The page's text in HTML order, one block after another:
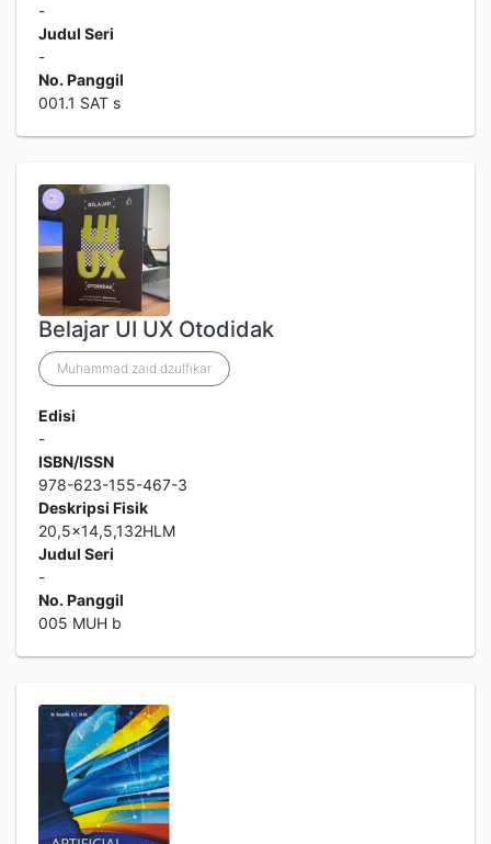
-
Judul Seri
-
No. Panggil
001.1 SAT s
Belajar UI UX Otodidak
Muhammad zaid dzulfikar
Edisi
-
ISBN/ISSN
978-623-155-467-3
Deskripsi Fisik
20,5x14,5,132HLM
Judul Seri
-
No. Panggil
005 MUH b